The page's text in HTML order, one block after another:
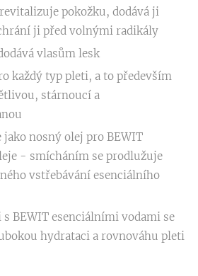
pokožku, dodává ji
ji před volnými radikály
vlasům lesk
každý typ pleti, a to především
stárnoucí a
jako nosný olej pro BEWIT
- smícháním se prodlužuje
vstřebávání esenciálního
BEWIT esenciálními vodami se
hydrataci a rovnováhu pleti